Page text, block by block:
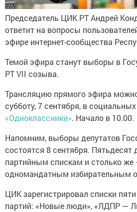
Председатель ЦИК РТ Андрей
ответит на вопросы
эфире интернет-сообщества
Темой эфира станут выборы в
РТ VII созыва.
Трансляцию прямого эфира
субботу, 7 сентября, в
«Одноклассники». Начало в 10.00.
Напомним, выборы депутатов
состоятся 8 сентября. Пятьдесят
партийным спискам и столько же
одномандатным избирательным
ЦИК зарегистрировал списки
партий: «Новые люди», «ЛДПР —